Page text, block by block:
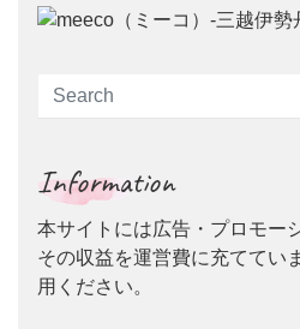
Information
本サイトには広告・プロモー
その収益を運営費に充ててい
用ください。